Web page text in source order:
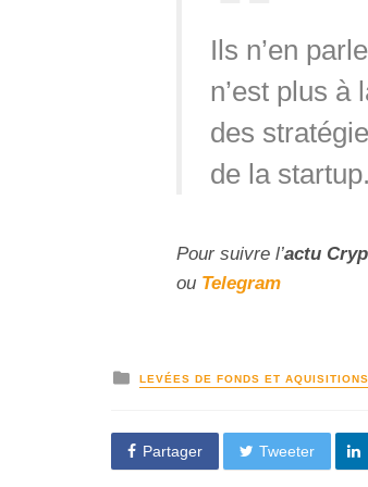
Ils n’en
n’est plus à
des
de la startup.
Pour suivre l’actu
ou Telegram
LEVÉES DE FONDS ET AQUISITIONS
Partager Tweeter